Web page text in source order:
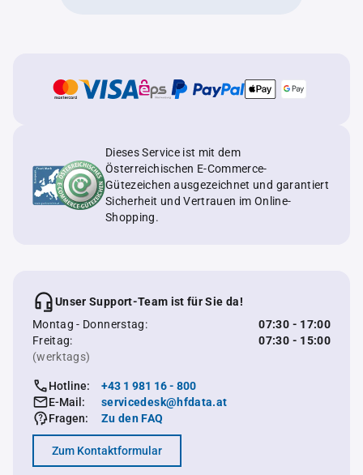
Dieses Service ist mit dem
Österreichischen E-Commerce-
Gütezeichen ausgezeichnet und garantiert
Sicherheit und Vertrauen im Online-
Shopping.
Unser Support-Team ist für Sie da!
Montag - Donnerstag:
07:30 - 17:00
Freitag:
07:30 - 15:00
(werktags)
Hotline:
+43 1 981 16 - 800
E-Mail:
servicedesk@hfdata.at
Fragen:
Zu den FAQ
Zum Kontaktformular